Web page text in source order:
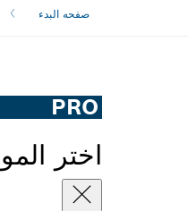
صفحه البدء
PRO
اختر